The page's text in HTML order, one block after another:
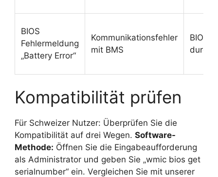
BIOS
Fehlermeldung
„Battery Error“
Kommunikationsfehler
mit BMS
BIOS
Kompatibilität prüfen
Für Schweizer Nutzer: Überprüfen Sie die
Kompatibilität auf drei Wegen. Software-
Methode: Öffnen Sie die Eingabeaufforderung
als Administrator und geben Sie „wmic bios get
serialnumber“ ein. Vergleichen Sie mit unserer